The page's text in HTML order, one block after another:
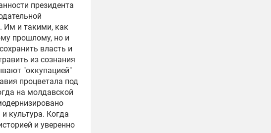
президента
Им и такими, как
прошлому, но и
власть и
из сознания
"оккупацией"
процветала под
на молдавской
культура. Когда
и уверенно